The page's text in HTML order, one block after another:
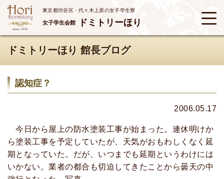
東京都渋谷区・代々木上原の女子学生寮
女子学生会館 ドミトリーほり
ドミトリーほり 館長ブログ
認知症？
2006.05.17
今日から屋上の防水塗装工事が始まった。連休明けか
ら塗装工事を予定していたが、天気がおもわしくなく延
期となっていた。だが、いつまでも延期というわけには
いかない。業者の都合も切迫してきたことから曇天の中